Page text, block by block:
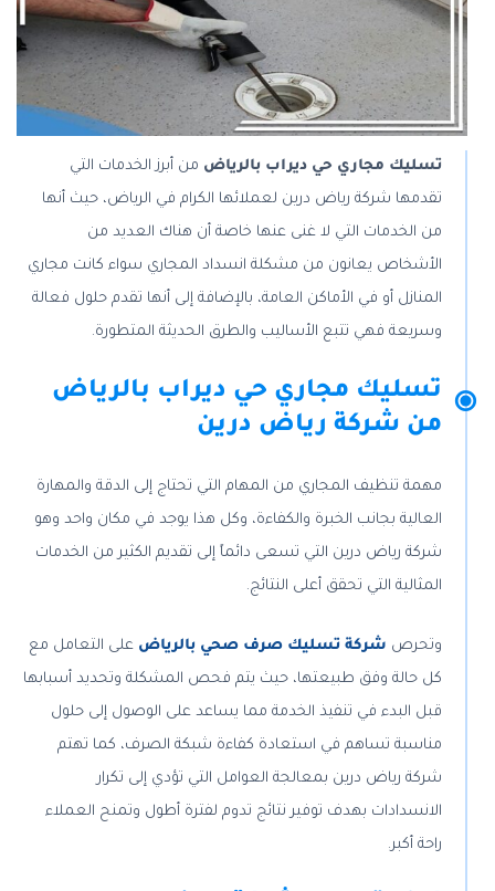
تسليك مجاري حي ديراب بالرياض من أبرز الخدمات التي
تقدمها شركة رياض درين لعملائها الكرام في الرياض، حيث أنها
من الخدمات التي لا غنى عنها خاصة أن هناك العديد من
الأشخاص يعانون من مشكلة انسداد المجاري سواء كانت مجاري
المنازل أو في الأماكن العامة، بالإضافة إلى أنها تقدم حلول فعالة
وسريعة فهي تتبع الأساليب والطرق الحديثة المتطورة.
تسليك مجاري حي ديراب بالرياض
من شركة رياض درين
مهمة تنظيف المجاري من المهام التي تحتاج إلى الدقة والمهارة
العالية بجانب الخبرة والكفاءة، وكل هذا يوجد في مكان واحد وهو
شركة رياض درين التي تسعى دائماً إلى تقديم الكثير من الخدمات
المثالية التي تحقق أعلى النتائج.
وتحرص شركة تسليك صرف صحي بالرياض على التعامل مع
كل حالة وفق طبيعتها، حيث يتم فحص المشكلة وتحديد أسبابها
قبل البدء في تنفيذ الخدمة مما يساعد على الوصول إلى حلول
مناسبة تساهم في استعادة كفاءة شبكة الصرف، كما تهتم
شركة رياض درين بمعالجة العوامل التي تؤدي إلى تكرار
الانسدادات بهدف توفير نتائج تدوم لفترة أطول وتمنح العملاء
راحة أكبر.